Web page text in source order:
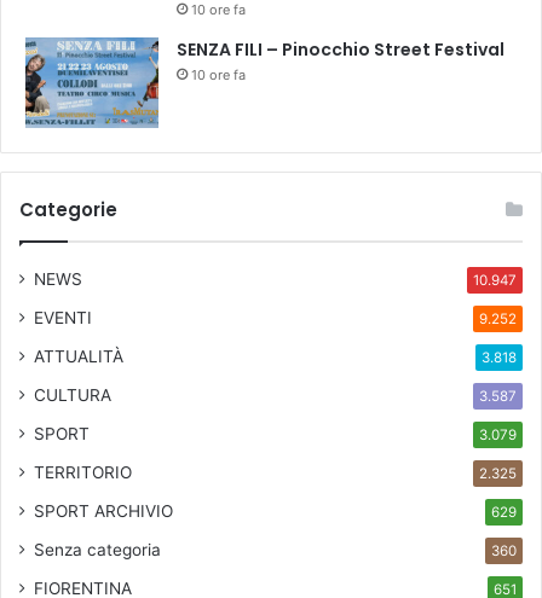
10 ore fa
SENZA FILI – Pinocchio Street Festival
10 ore fa
Categorie
NEWS 10.947
EVENTI 9.252
ATTUALITÀ 3.818
CULTURA 3.587
SPORT 3.079
TERRITORIO 2.325
SPORT ARCHIVIO 629
Senza categoria 360
FIORENTINA 651